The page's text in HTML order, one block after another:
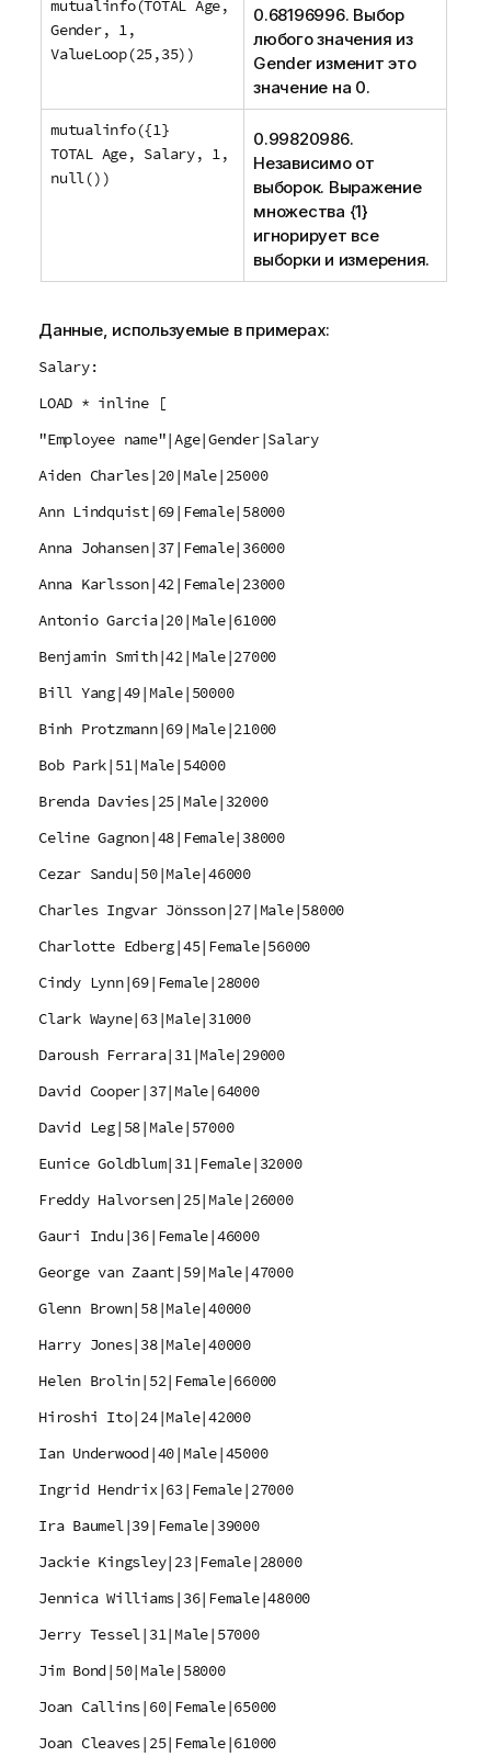
mutualinfo(TOTAL Age,
Gender, 1,
ValueLoop(25,35))
0.68196996. Выбор
любого значения из
Genderизменит это
значение на 0.
mutualinfo({1}
TOTAL Age, Salary, 1,
null())
0.99820986.
Независимо от
выборок. Выражение
множества {1}
игнорирует все
выборки и измерения.
Данные, используемые в примерах:
Salary:
LOAD * inline [
"Employee name"|Age|Gender|Salary
Aiden Charles|20|Male|25000
Ann Lindquist|69|Female|58000
Anna Johansen|37|Female|36000
Anna Karlsson|42|Female|23000
Antonio Garcia|20|Male|61000
Benjamin Smith|42|Male|27000
Bill Yang|49|Male|50000
Binh Protzmann|69|Male|21000
Bob Park|51|Male|54000
Brenda Davies|25|Male|32000
Celine Gagnon|48|Female|38000
Cezar Sandu|50|Male|46000
Charles Ingvar Jönsson|27|Male|58000
Charlotte Edberg|45|Female|56000
Cindy Lynn|69|Female|28000
Clark Wayne|63|Male|31000
Daroush Ferrara|31|Male|29000
David Cooper|37|Male|64000
David Leg|58|Male|57000
Eunice Goldblum|31|Female|32000
Freddy Halvorsen|25|Male|26000
Gauri Indu|36|Female|46000
George van Zaant|59|Male|47000
Glenn Brown|58|Male|40000
Harry Jones|38|Male|40000
Helen Brolin|52|Female|66000
Hiroshi Ito|24|Male|42000
Ian Underwood|40|Male|45000
Ingrid Hendrix|63|Female|27000
Ira Baumel|39|Female|39000
Jackie Kingsley|23|Female|28000
Jennica Williams|36|Female|48000
Jerry Tessel|31|Male|57000
Jim Bond|50|Male|58000
Joan Callins|60|Female|65000
Joan Cleaves|25|Female|61000